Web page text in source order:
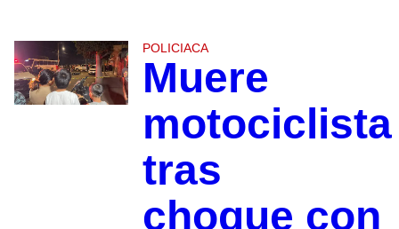
POLICIACA
Muere
motociclista
tras
choque con